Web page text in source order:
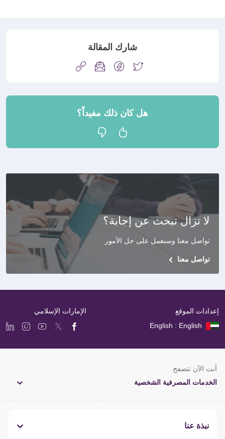
شارك المقالة
هل كان ذلك مفيداً؟
لا تزال تبحث عن إجابة؟
تواصل معنا وسنعمل على حل الأمور
تواصل معنا
إعدادات الموقع
English : English
الإمارات الإسلامي
أنت الآن تتصفح
الخدمات المصرفية الشخصية
نبذة عنا